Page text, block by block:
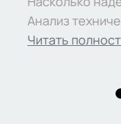
Анализ
типичных
Читать